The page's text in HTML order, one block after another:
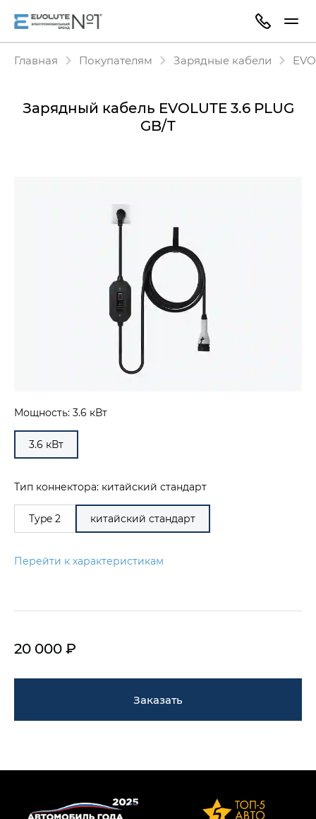
Главная Покупателям Зарядные кабели
Зарядный кабель EVOLUTE 3.6 PLUG
GB/T
Мощность: 3.6 кВт
3.6 кВт
Тип коннектора: китайский стандарт
Type 2 китайский стандарт
Перейти к характеристикам
20 000 ₽
Заказать